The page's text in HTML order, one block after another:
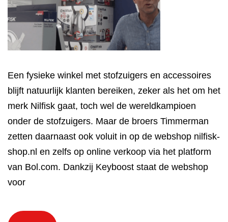
Een fysieke winkel met stofzuigers en accessoires
blijft natuurlijk klanten bereiken, zeker als het om het
merk Nilfisk gaat, toch wel de wereldkampioen
onder de stofzuigers. Maar de broers Timmerman
zetten daarnaast ook voluit in op de webshop nilfisk-
shop.nl en zelfs op online verkoop via het platform
van Bol.com. Dankzij Keyboost staat de webshop
voor